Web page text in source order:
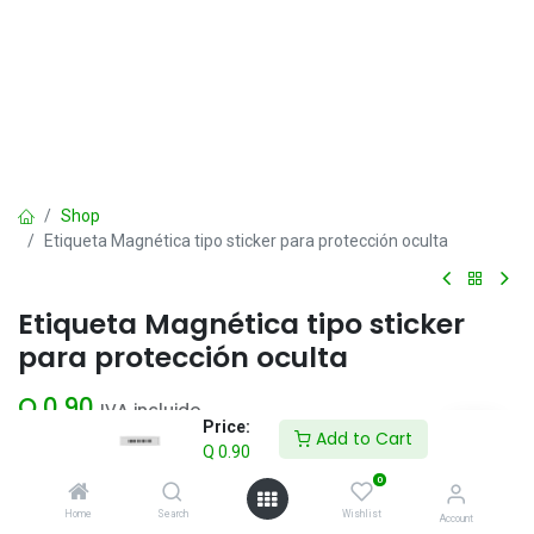
Price:
Q 0.90
Add to Cart
Home Search
0
Wishlist Account
Shop
Etiqueta Magnética tipo sticker para protección oculta
Etiqueta Magnética tipo sticker
para protección oculta
Q 0.90 IVA incluido
Add to Cart